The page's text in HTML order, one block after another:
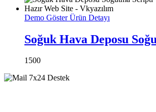
Demo GösterÜrün Detayı
Soğuk Hava Deposu
1500